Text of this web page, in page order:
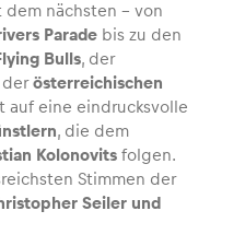
nächsten – von
Parade bis zu den
Bulls, der
derösterreichischen
auf eine eindrucksvolle
, die dem
Kolonovits folgen.
Stimmen der
Seiler und